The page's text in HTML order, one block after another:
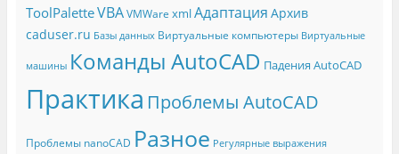
ToolPaletteVBA VMWare xmlАдаптация Архив
caduser.ru Базы данных Виртуальные компьютеры Виртуальные
машины Команды AutoCAD Падения AutoCAD
Практика Проблемы AutoCAD
Проблемы nanoCAD Разное Регулярные выражения